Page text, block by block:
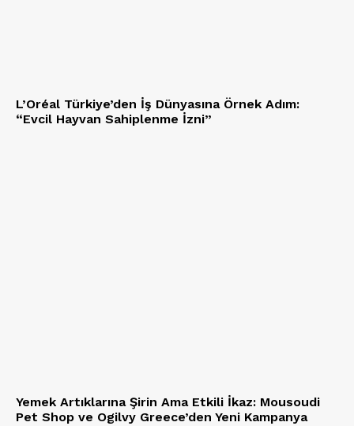
L’Oréal Türkiye’den İş Dünyasına Örnek Adım:
“Evcil Hayvan Sahiplenme İzni”
Yemek Artıklarına Şirin Ama Etkili İkaz: Mousoudi
Pet Shop ve Ogilvy Greece’den Yeni Kampanya